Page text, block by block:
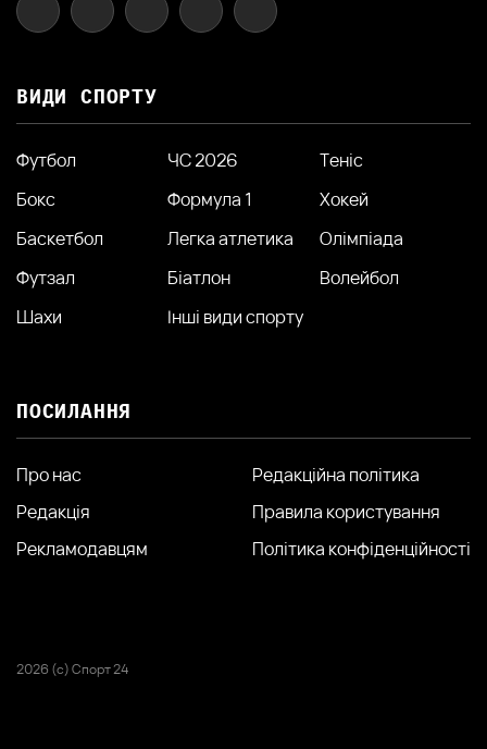
ВИДИ СПОРТУ
Футбол ЧС 2026
Теніс
Бокс
Формула 1
Хокей
Баскетбол
Легка атлетика
Олімпіада
Футзал
Біатлон
Волейбол
Шахи
Інші види спорту
ПОСИЛАННЯ
Про нас
Редакція
Рекламодавцям
Редакційна політика
Правила користування
Політика конфіденційності
2026 (с) Спорт 24